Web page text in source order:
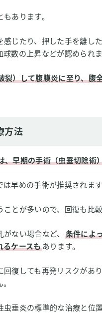
あります。
じたり、押した手を離し
数の上昇などが認められま
裂）して腹膜炎に至り、腹
方法
、早期の手術（虫垂切除術
早めの手術が推奨されます
とが多いので、回復も比
ない場合など、
条件によ
るケースもあります。
復しても再発リスクがあ
垂炎の標準的な治療と位